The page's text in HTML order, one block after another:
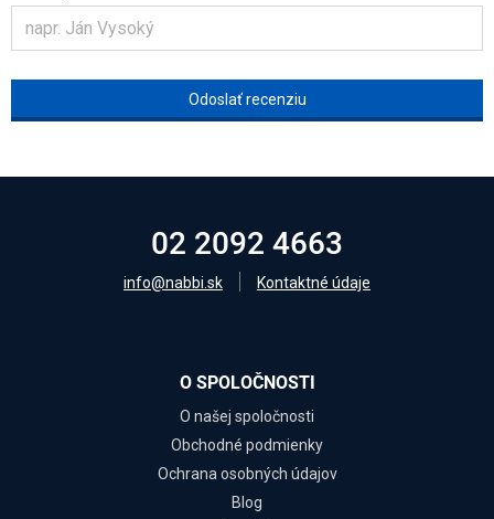
02 2092 4663
info@nabbi.sk Kontaktné údaje
O SPOLOČNOSTI
O našej spoločnosti
Obchodné podmienky
Ochrana osobných údajov
Blog